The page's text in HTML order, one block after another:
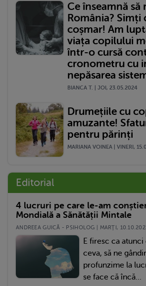
Ce înseamnă să
România? Simți
coșmar! Am
viața copilului
într-o cursă
cronometru cu
nepăsarea
BIANCA T. | JOI, 23.05.2024
Drumețiile cu
amuzante!
pentru părinți
MARIANA VOINEA | VINERI,
Editorial
4 lucruri pe care le-am
Mondială a Sănătății Mintale
ANDREEA GUICĂ - PSIHOLOG | MARŢI,
E firesc ca
ceva, să ne
profunzime la
se face că încă...